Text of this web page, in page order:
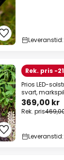
Rek. pris -
Prios LED-
svart,
369,00 kr
Rek. pris